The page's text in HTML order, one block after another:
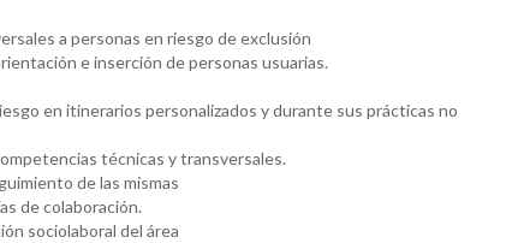
a personas en riesgo de exclusión
e inserción de personas usuarias.
en itinerarios personalizados y durante sus prácticas no
técnicas y transversales.
de las mismas
de colaboración.
sociolaboral del área